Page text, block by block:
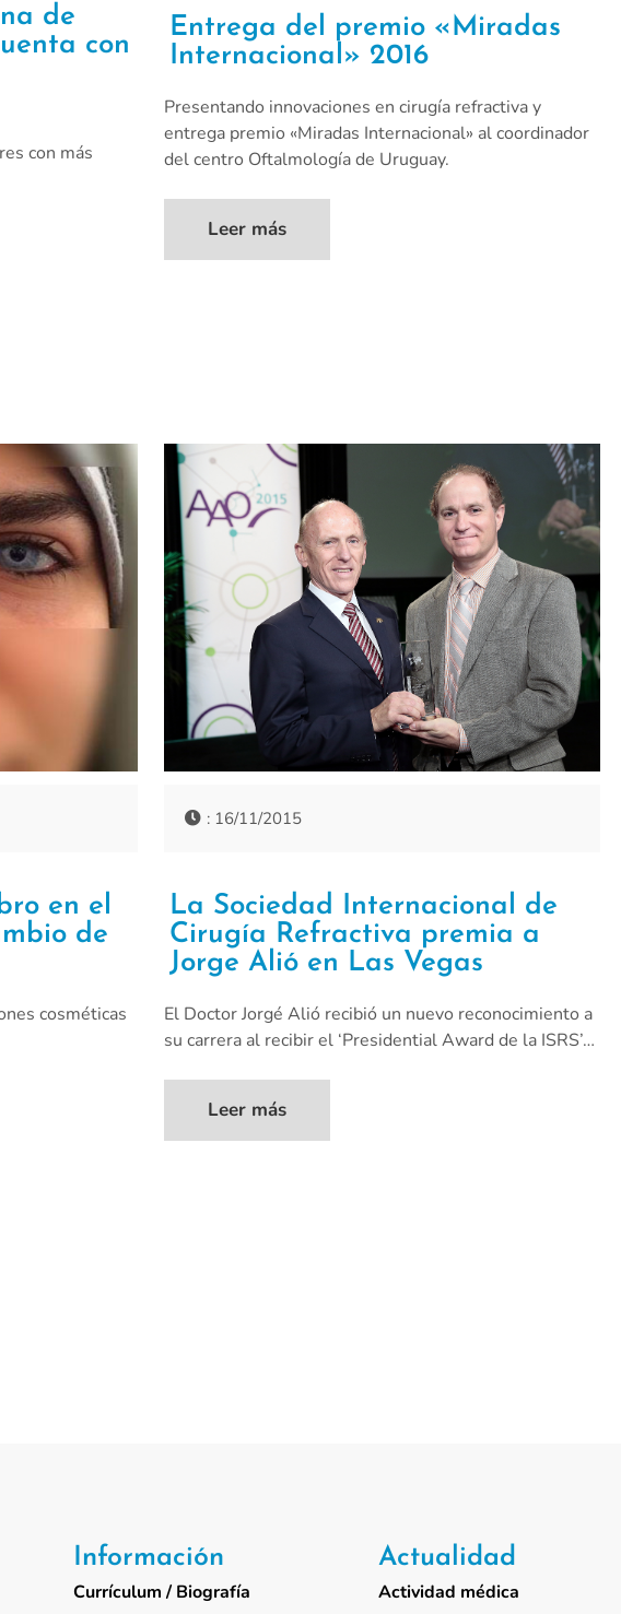
de
con
con más
Entrega del premio «Miradas
Internacional» 2016
Presentando innovaciones en cirugía refractiva y
entrega premio «Miradas Internacional» al coordinador
del centro Oftalmología de Uruguay.
Leer más
en el
de
cosméticas
: 16/11/2015
La Sociedad Internacional de
Cirugía Refractiva premia a
Jorge Alió en Las Vegas
El Doctor Jorgé Alió recibió un nuevo reconocimiento a
su carrera al recibir el ‘Presidential Award de la ISRS’…
Leer más
Información
Currículum / Biografía
Actualidad
Actividad médica